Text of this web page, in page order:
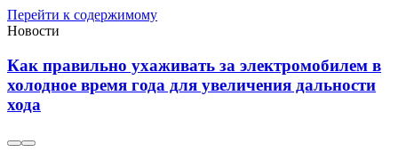
Перейти к содержимому
Новости
Современные методы диагностики и
профилактики износа автоматических коробок
передач длительным эксплуатационным сроком